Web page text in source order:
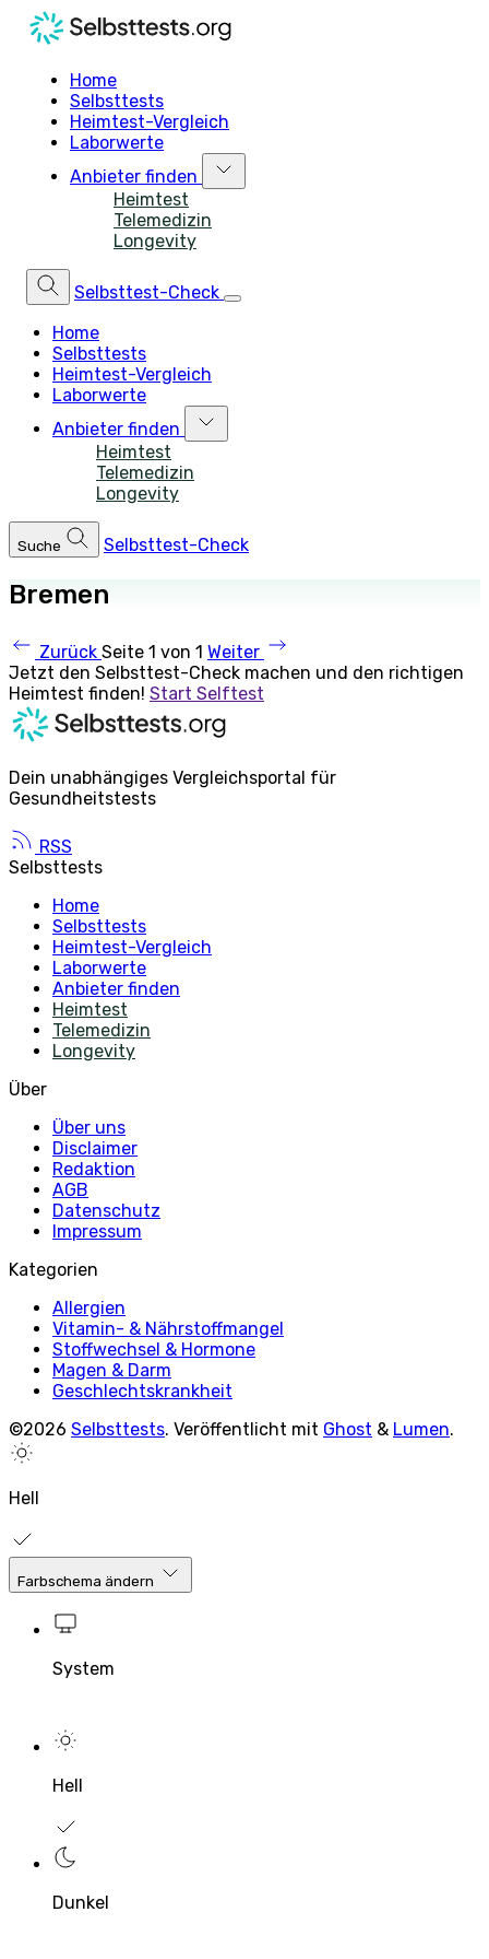
Home
Selbsttests
Heimtest-Vergleich
Laborwerte
Anbieter finden
Heimtest
Telemedizin
Longevity
Selbsttest-Check
Home
Selbsttests
Heimtest-Vergleich
Laborwerte
Anbieter finden
Heimtest
Telemedizin
Longevity
Suche Selbsttest-Check
Bremen
Zurück Seite 1 von 1 Weiter
Jetzt den Selbsttest-Check machen und den richtigen
Heimtest finden! Start Selftest
Dein unabhängiges Vergleichsportal für
Gesundheitstests
RSS
Selbsttests
Home
Selbsttests
Heimtest-Vergleich
Laborwerte
Anbieter finden
Heimtest
Telemedizin
Longevity
Über
Über uns
Disclaimer
Redaktion
AGB
Datenschutz
Impressum
Kategorien
Allergien
Vitamin- & Nährstoffmangel
Stoffwechsel & Hormone
Magen & Darm
Geschlechtskrankheit
©2026 Selbsttests. Veröffentlicht mit Ghost & Lumen.
Hell
Farbschema ändern
System
Hell
Dunkel